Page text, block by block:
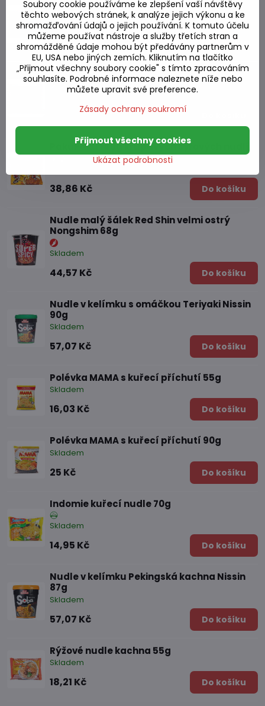
Skladem
19,30 Kč Do košíku
Carbo PakuPaku 140g ostrých nudlí
Skladem
38,86 Kč
PakuPaku 140g křupavých syrových nudlí
38,86 Kč Do košíku
Nudle malý šálek Red Shin velmi ostrý
Nongshim 68g
Skladem
44,57 Kč Do košíku
Nudle v kelímku s omáčkou Teriyaki Nissin
90g
Skladem
57,07 Kč Do košíku
Polévka MAMA s kuřecí příchutí 55g
Skladem
16,03 Kč Do košíku
Polévka MAMA s kuřecí příchutí 90g
Skladem
25 Kč Do košíku
Indomie kuřecí nudle 70g
Skladem
14,95 Kč Do košíku
Nudle v kelímku Pekingská kachna Nissin
87g
Skladem
57,07 Kč Do košíku
Rýžové nudle kachna 55g
Skladem
18,21 Kč Do košíku
Soubory cookie používáme ke zlepšení vaší návštěvy
těchto webových stránek, k analýze jejich výkonu a ke
shromažďování údajů o jejich používání. K tomuto účelu
můžeme používat nástroje a služby třetích stran a
shromážděné údaje mohou být předávány partnerům v
EU, USA nebo jiných zemích. Kliknutím na tlačítko
„Přijmout všechny soubory cookie" s tímto zpracováním
souhlasíte. Podrobné informace naleznete níže nebo
můžete upravit své preference.
Zásady ochrany soukromí
Ukázat podrobnosti
Přijmout všechny cookies